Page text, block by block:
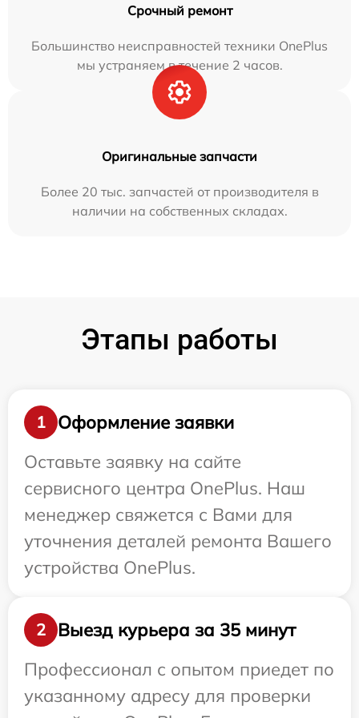
Срочный ремонт
Большинство неисправностей техники OnePlus
мы устраняем в течение 2 часов.
Оригинальные запчасти
Более 20 тыс. запчастей от производителя в
наличии на собственных складах.
Этапы работы
1
Оформление заявки
Оставьте заявку на сайте
сервисного центра OnePlus. Наш
менеджер свяжется с Вами для
уточнения деталей ремонта Вашего
устройства OnePlus.
2
Выезд курьера за 35 минут
Профессионал с опытом приедет по
указанному адресу для проверки